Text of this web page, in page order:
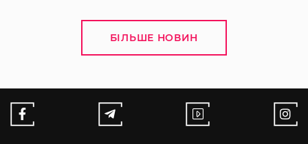
БІЛЬШЕ НОВИН